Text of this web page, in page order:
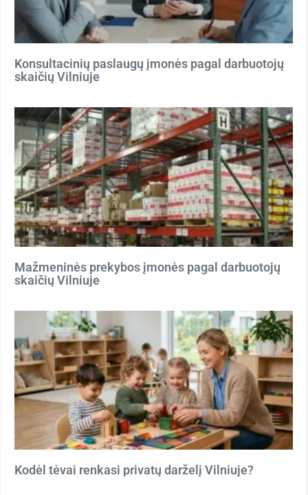
Konsultacinių paslaugų įmonės pagal darbuotojų
skaičių Vilniuje
Mažmeninės prekybos įmonės pagal darbuotojų
skaičių Vilniuje
Kodėl tėvai renkasi privatų darželį Vilniuje?